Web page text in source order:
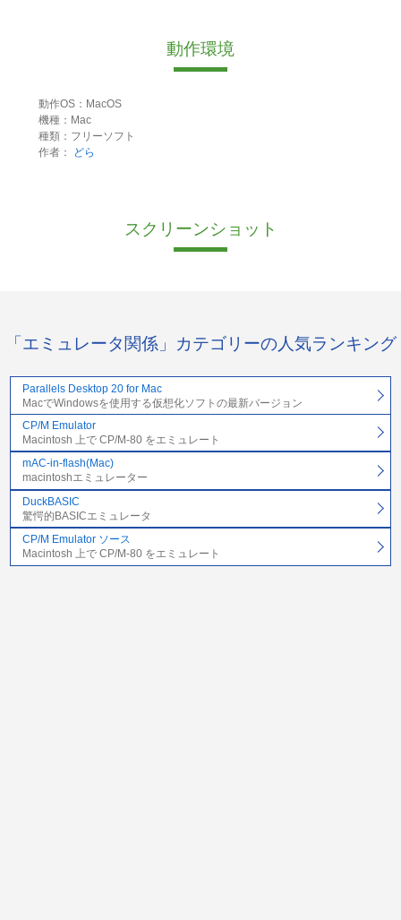
動作環境
動作OS：MacOS
機種：Mac
種類：フリーソフト
作者：
どら
スクリーンショット
「エミュレータ関係」カテゴリーの人気ランキング
Parallels Desktop 20 for Mac
MacでWindowsを使用する仮想化ソフトの最新バージョン
CP/M Emulator
Macintosh 上で CP/M-80 をエミュレート
mAC-in-flash(Mac)
macintoshエミュレーター
DuckBASIC
驚愕的BASICエミュレータ
CP/M Emulator ソース
Macintosh 上で CP/M-80 をエミュレート